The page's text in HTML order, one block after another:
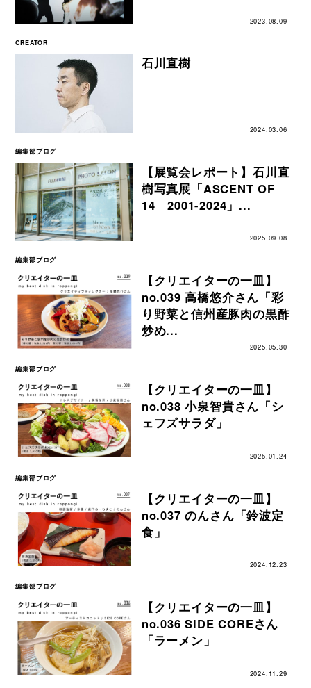
編集部ブログ
【展覧会レポート】石川直
樹写真展「ASCENT OF
14 2001-2024」...
2025.09.08
編集部ブログ
【クリエイターの一皿】
no.039 高橋悠介さん「彩
り野菜と信州産豚肉の黒酢
炒め...
2025.05.30
編集部ブログ
【クリエイターの一皿】
no.038 小泉智貴さん「シ
ェフズサラダ」
2025.01.24
編集部ブログ
【クリエイターの一皿】
no.037 のんさん「鈴波定
食」
2024.12.23
編集部ブログ
【クリエイターの一皿】
no.036 SIDE COREさん
「ラーメン」
2024.11.29
CREATOR
石川直樹
2024.03.06
2023.08.09